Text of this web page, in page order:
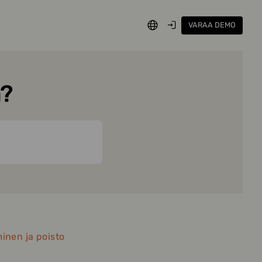
SUOMIKIRJAUDUVARAA DEMO
ja poisto